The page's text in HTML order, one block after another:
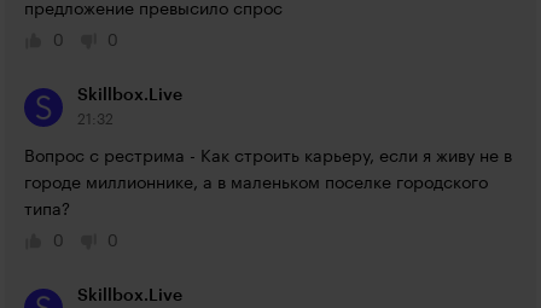
предложение превысило спрос
0
0
Skillbox.Live
21:32
Вопрос с рестрима - Как строить карьеру, если я живу не в
городе миллионнике, а в маленьком поселке городского
типа?
0
0
Skillbox.Live